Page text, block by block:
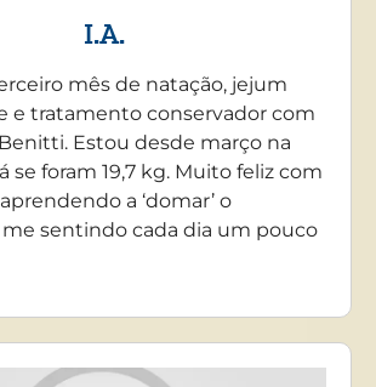
I.A.
mês de natação, jejum
e tratamento conservador com
Estou desde março na
se foram 19,7 kg. Muito feliz com
a ‘domar’ o
sentindo cada dia um pouco